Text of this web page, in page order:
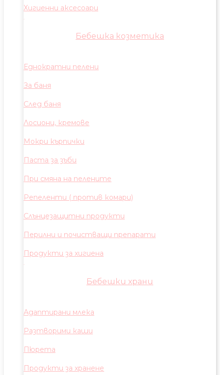
Хигиенни аксесоари
Бебешка козметика
Еднократни пелени
За баня
След баня
Лосиони, кремове
Мокри кърпички
Паста за зъби
При смяна на пелените
Репеленти ( против комари)
Слънцезащитни продукти
Перилни и почистващи препарати
Продукти за хигиена
Бебешки храни
Адаптирани млека
Разтворими каши
Пюрета
Продукти за хранене